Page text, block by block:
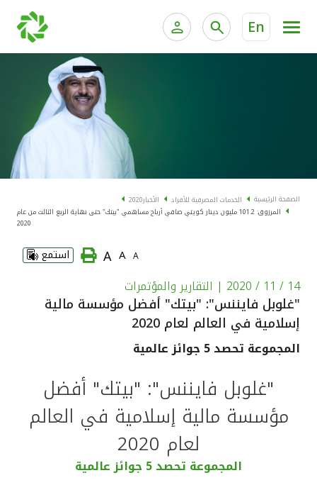
En
الخدمات المصرفية الإلكترونية للشركات
خدمة "بيتك" للتداول الإلكتروني
الخدمات المالية
البطاقات
"برامج العملاء"
الاستثمار
القنوات المصرفية
أدوات وخدمات
خدمات ما بعد البيع
الصفحة الرئيسية الخدمات المصرفية للأفراد الأخبار2020
المرزوق: 101.2 مليون دينار كويتي صافي أرباح مساهمي "بيتك" حتى نهاية الربع الثالث من عام
2020
A
A
A استمع
14 / 11 / 2020 | التقارير والمؤتمرات
"غلوبل فايننس": "بيتك" أفضل مؤسسة مالية
إسلامية في العالم لعام 2020
المجموعة تحصد 5 جوائز عالمية
"غلوبل فايننس": "بيتك" أفضل
مؤسسة مالية إسلامية في العالم
لعام 2020
المجموعة تحصد 5 جوائز عالمية